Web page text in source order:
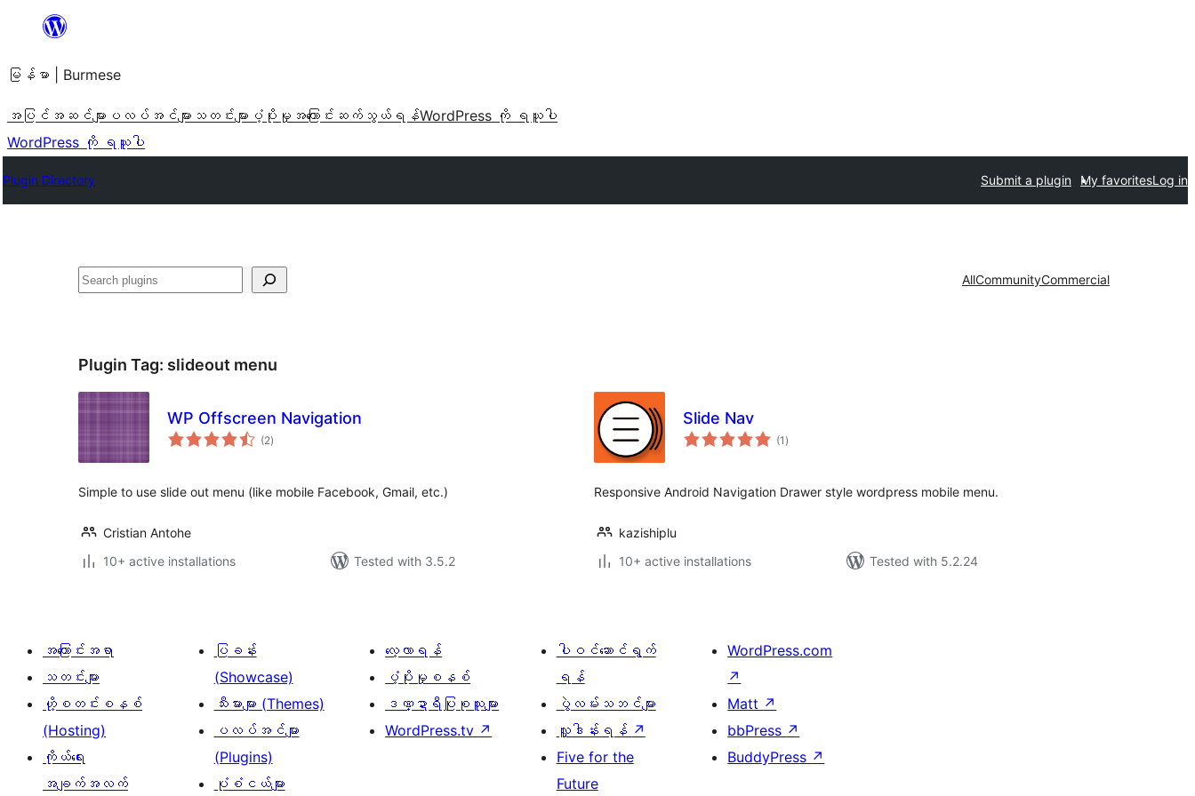
အကြောင်းအရာ
ကျော်သွား
ရန်
မြန်မာ | Burmese
အပြင်အဆင်များ ပလပ်အင်များ သတင်းများ ပံ့ပိုးမှု အကြောင်း ဆက်သွယ်ရန်WordPress ကို ရယူပါ
WordPress ကို ရယူပါ
Plugin Directory Submit a plugin My favoritesLog in
ရှာ
AllCommunityCommercial
Plugin Tag: slideout menu
WP Offscreen Navigation
(2total
ratings
)
Simple to use slide out menu (like mobile Facebook, Gmail, etc.)
Cristian Antohe
10+ active installations
Tested with 3.5.2
Slide Nav
(1 total
ratings
)
Responsive Android Navigation Drawer style wordpress mobile menu.
kazishiplu
10+ active installations
Tested with 5.2.24
အကြောင်းအရာ
သတင်းများ
ဟို့စတင်းစနစ်
(Hosting)
ကိုယ်ရေး
အချက်အလက်
ပြခန်း
(Showcase)
သီးမားများ (Themes)
ပလပ်အင်များ
(Plugins)
ပုံစံငယ်များ
လေ့လာရန်
ပံ့ပိုးမှုစနစ်
ဒဏ္ဍာရီပြုစုသူများ
WordPress.tv ↗
ပါဝင်ဆောင်ရွက်
ရန်
ပွဲလမ်းသဘင်များ
လှူဒါန်းရန် ↗
Five for the
Future
WordPress.com
↗
Matt ↗
bbPress ↗
BuddyPress ↗